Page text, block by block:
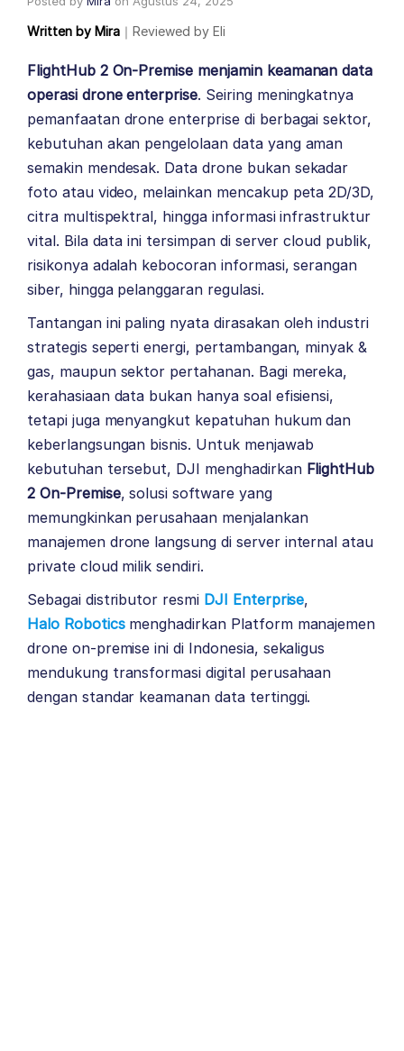
Written by Mira ｜ Reviewed by Eli
FlightHub 2 On-Premise menjamin keamanan data
operasi drone enterprise. Seiring meningkatnya
pemanfaatan drone enterprise di berbagai sektor,
kebutuhan akan pengelolaan data yang aman
semakin mendesak. Data drone bukan sekadar
foto atau video, melainkan mencakup peta 2D/3D,
citra multispektral, hingga informasi infrastruktur
vital. Bila data ini tersimpan di server cloud publik,
risikonya adalah kebocoran informasi, serangan
siber, hingga pelanggaran regulasi.
Tantangan ini paling nyata dirasakan oleh industri
strategis seperti energi, pertambangan, minyak &
gas, maupun sektor pertahanan. Bagi mereka,
kerahasiaan data bukan hanya soal efisiensi,
tetapi juga menyangkut kepatuhan hukum dan
keberlangsungan bisnis. Untuk menjawab
kebutuhan tersebut, DJI menghadirkan FlightHub
2 On-Premise, solusi software yang
memungkinkan perusahaan menjalankan
manajemen drone langsung di server internal atau
private cloud milik sendiri.
Sebagai distributor resmi DJI Enterprise,
Halo Robotics menghadirkan Platform manajemen
drone on-premise ini di Indonesia, sekaligus
mendukung transformasi digital perusahaan
dengan standar keamanan data tertinggi.